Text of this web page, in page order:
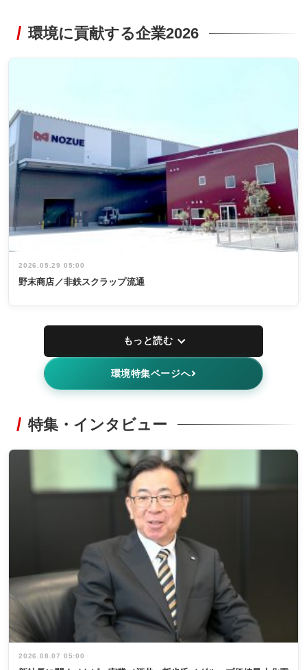
環境に貢献する企業2026
2026.05.29 05:00
野末商店／非鉄スクラップ流通
もっと読む
環境特集ページへ
特集・インタビュー
2026.08.07 05:00